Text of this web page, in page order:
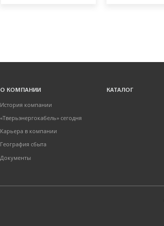
О КОМПАНИИ
История компании
«Тверьэнергокабель» сегодня
Карьера в компании
География сбыта
Документы
КАТАЛОГ